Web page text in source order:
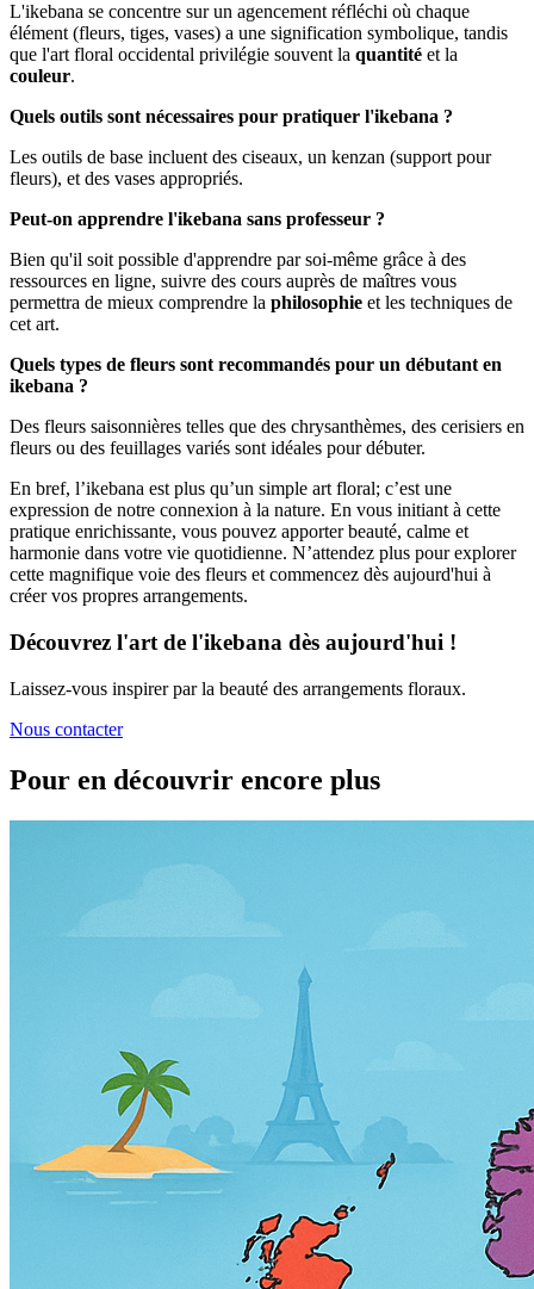
L'ikebana se concentre sur un agencement réfléchi où chaque
élément (fleurs, tiges, vases) a une signification symbolique, tandis
que l'art floral occidental privilégie souvent la quantité et la
couleur.
Quels outils sont nécessaires pour pratiquer l'ikebana ?
Les outils de base incluent des ciseaux, un kenzan (support pour
fleurs), et des vases appropriés.
Peut-on apprendre l'ikebana sans professeur ?
Bien qu'il soit possible d'apprendre par soi-même grâce à des
ressources en ligne, suivre des cours auprès de maîtres vous
permettra de mieux comprendre la philosophie et les techniques de
cet art.
Quels types de fleurs sont recommandés pour un débutant en
ikebana ?
Des fleurs saisonnières telles que des chrysanthèmes, des cerisiers en
fleurs ou des feuillages variés sont idéales pour débuter.
En bref, l’ikebana est plus qu’un simple art floral; c’est une
expression de notre connexion à la nature. En vous initiant à cette
pratique enrichissante, vous pouvez apporter beauté, calme et
harmonie dans votre vie quotidienne. N’attendez plus pour explorer
cette magnifique voie des fleurs et commencez dès aujourd'hui à
créer vos propres arrangements.
Découvrez l'art de l'ikebana dès aujourd'hui !
Laissez-vous inspirer par la beauté des arrangements floraux.
Nous contacter
Pour en découvrir encore plus